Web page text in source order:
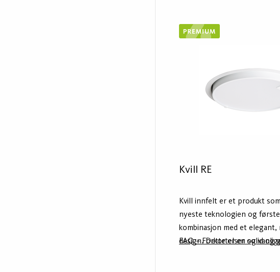
Kvill RE
Kvill innfelt er et produkt
nyeste teknologien og
kombinasjon med et elegant,
design. Dette er en solid og
FAQ – Forkortelser og